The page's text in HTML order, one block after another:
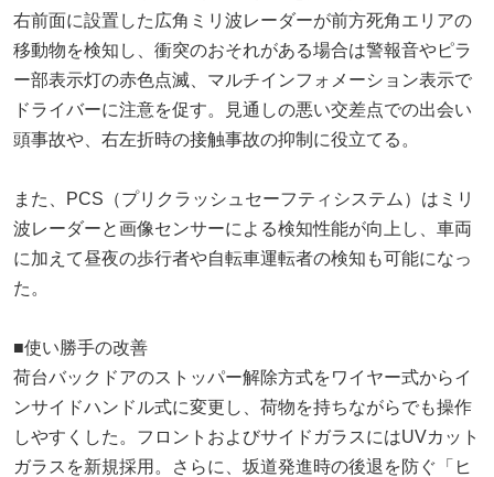
右前面に設置した広角ミリ波レーダーが前方死角エリアの
移動物を検知し、衝突のおそれがある場合は警報音やピラ
ー部表示灯の赤色点滅、マルチインフォメーション表示で
ドライバーに注意を促す。見通しの悪い交差点での出会い
頭事故や、右左折時の接触事故の抑制に役立てる。
また、PCS（プリクラッシュセーフティシステム）はミリ
波レーダーと画像センサーによる検知性能が向上し、車両
に加えて昼夜の歩行者や自転車運転者の検知も可能になっ
た。
■使い勝手の改善
荷台バックドアのストッパー解除方式をワイヤー式からイ
ンサイドハンドル式に変更し、荷物を持ちながらでも操作
しやすくした。フロントおよびサイドガラスにはUVカット
ガラスを新規採用。さらに、坂道発進時の後退を防ぐ「ヒ